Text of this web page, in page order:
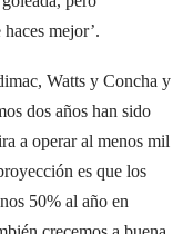
mejor’.
Watts y Concha y
dos años han sido
a operar al menos mil
es que los
50% al año en